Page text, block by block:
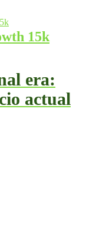
15k
era:
actual